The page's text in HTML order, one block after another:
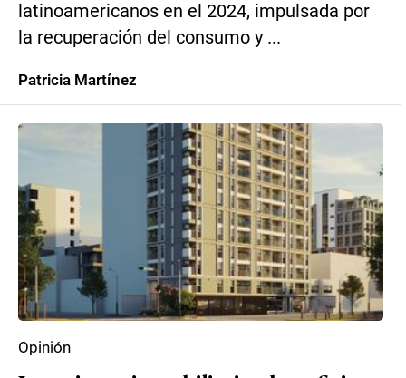
latinoamericanos en el 2024, impulsada por
la recuperación del consumo y ...
Patricia Martínez
Opinión